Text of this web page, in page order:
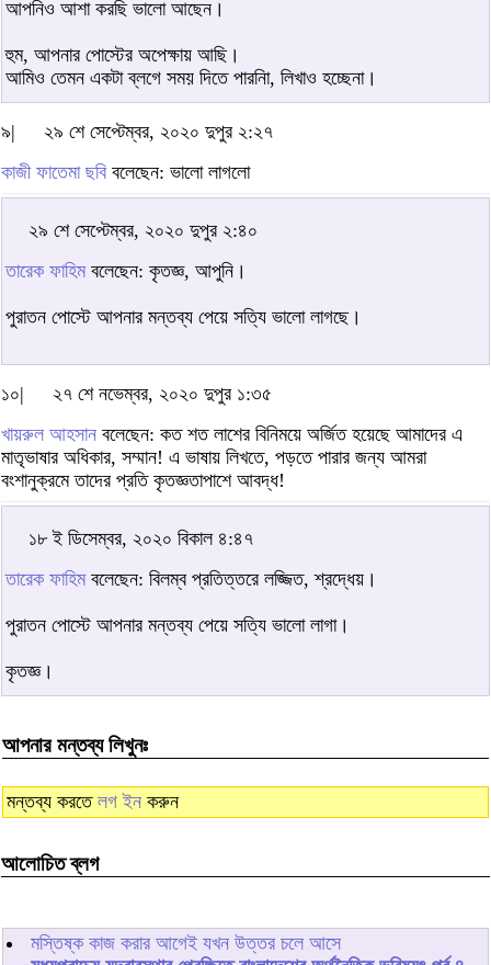
আপনিও আশা করছি ভালো আছেন।
হুম, আপনার পোস্টের অপেক্ষায় আছি।
আমিও তেমন একটা ব্লগে সময় দিতে পারনিা, লিখাও হচ্ছেনা।
৯|
২৯ শে সেপ্টেম্বর, ২০২০ দুপুর ২:২৭
কাজী ফাতেমা ছবি বলেছেন: ভালো লাগলো
২৯ শে সেপ্টেম্বর, ২০২০ দুপুর ২:৪০
তারেক ফাহিমবলেছেন: কৃতজ্ঞ, আপুনি।
পুরাতন পোস্টে আপনার মন্তব্য পেয়ে সত্যি ভালো লাগছে।
১০|
২৭ শে নভেম্বর, ২০২০ দুপুর ১:৩৫
খায়রুল আহসান বলেছেন: কত শত লাশের বিনিময়ে অর্জিত হয়েছে আমাদের এ
মাতৃভাষার অধিকার, সম্মান! এ ভাষায় লিখতে, পড়তে পারার জন্য আমরা
বংশানুক্রমে তাদের প্রতি কৃতজ্ঞতাপাশে আবদ্ধ!
১৮ ই ডিসেম্বর, ২০২০ বিকাল ৪:৪৭
তারেক ফাহিমবলেছেন: বিলম্ব প্রতিত্তরে লজ্জিত, শ্রদ্ধেয়।
পুরাতন পোস্টে আপনার মন্তব্য পেয়ে সত্যি ভালো লাগা।
কৃতজ্ঞ।
আপনার মন্তব্য লিখুনঃ
মন্তব্য করতে লগ ইন করুন
আলোচিত ব্লগ
মস্তিষ্ক কাজ করার আগেই যখন উত্তর চলে আসে